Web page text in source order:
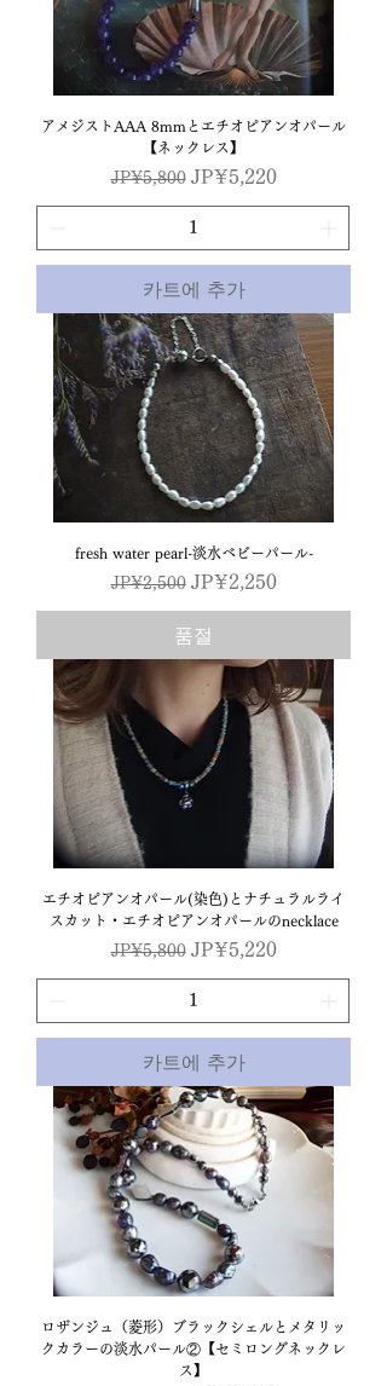
アメジストAAA 8mmとエチオピアンオパール
【ネックレス】
일반가
JP¥5,800 할인가
JP¥5,220
카트에 추가
fresh water pearl-淡水ベビーパール-
일반가
JP¥2,500 할인가
JP¥2,250
품절
エチオピアンオパール(染色)とナチュラルライ
スカット・エチオピアンオパールのnecklace
일반가
JP¥5,800 할인가
JP¥5,220
카트에 추가
ロザンジュ（菱形）ブラックシェルとメタリッ
クカラーの淡水パール②【セミロングネックレ
ス】